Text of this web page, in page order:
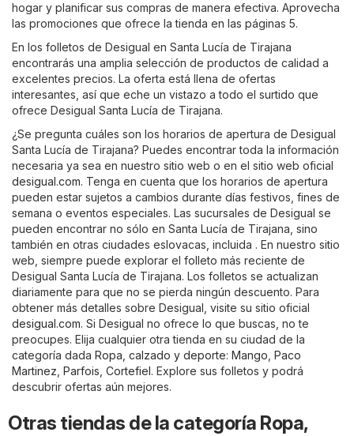
hogar y planificar sus compras de manera efectiva. Aprovecha
las promociones que ofrece la tienda en las páginas 5.
En los folletos de Desigual en Santa Lucía de Tirajana
encontrarás una amplia selección de productos de calidad a
excelentes precios. La oferta está llena de ofertas
interesantes, así que eche un vistazo a todo el surtido que
ofrece Desigual Santa Lucía de Tirajana.
¿Se pregunta cuáles son los horarios de apertura de Desigual
Santa Lucía de Tirajana? Puedes encontrar toda la información
necesaria ya sea en nuestro sitio web o en el sitio web oficial
desigual.com. Tenga en cuenta que los horarios de apertura
pueden estar sujetos a cambios durante días festivos, fines de
semana o eventos especiales. Las sucursales de Desigual se
pueden encontrar no sólo en Santa Lucía de Tirajana, sino
también en otras ciudades eslovacas, incluida . En nuestro sitio
web, siempre puede explorar el folleto más reciente de
Desigual Santa Lucía de Tirajana. Los folletos se actualizan
diariamente para que no se pierda ningún descuento. Para
obtener más detalles sobre Desigual, visite su sitio oficial
desigual.com. Si Desigual no ofrece lo que buscas, no te
preocupes. Elija cualquier otra tienda en su ciudad de la
categoría dada Ropa, calzado y deporte: Mango Paco
Martinez Parfois Cortefiel. Explore sus folletos y podrá
descubrir ofertas aún mejores.
Otras tiendas de la categoría Ropa,